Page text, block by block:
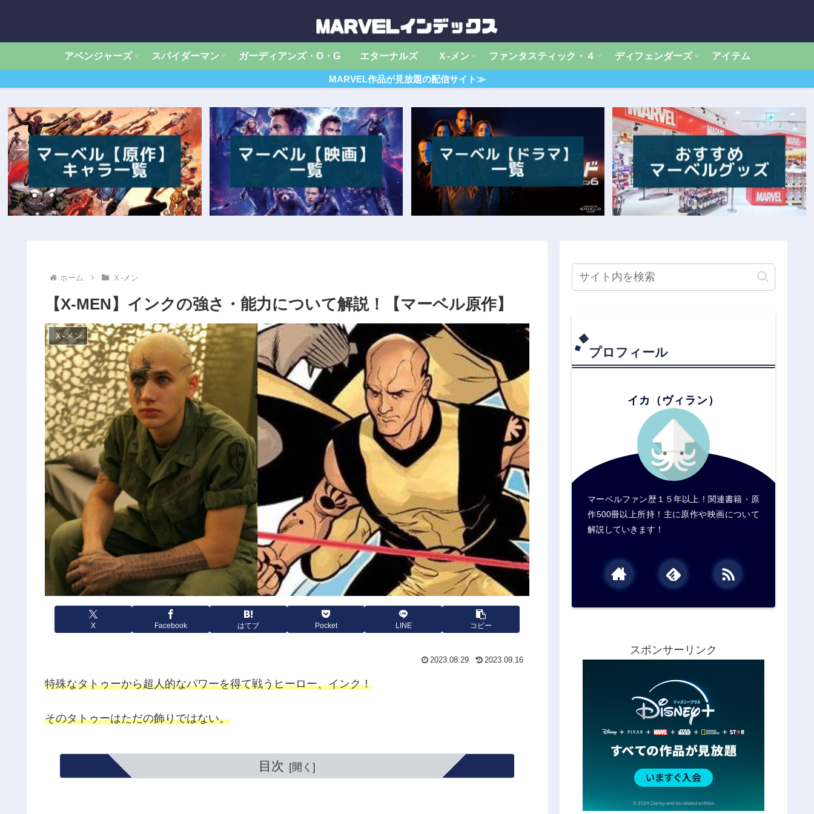
アベンジャーズ スパイダーマン ガーディアンズ・O・G エターナルズ Ｘ‐メン ファンタスティック・４ ディフェンダーズ アイテム
MARVEL作品が見放題の配信サイト≫
ホーム Ｘ‐メン
【X-MEN】インクの強さ・能力について解説！【マーベル原作】
Ｘ‐メン
X Facebook はてブ Pocket LINE コピー
2023.08.29 2023.09.16
特殊なタトゥーから超人的なパワーを得て戦うヒーロー、インク！
そのタトゥーはただの飾りではない。
目次
プロフィール
イカ（ヴィラン）
マーベルファン歴１５年以上！関連書籍・原
作500冊以上所持！主に原作や映画について
解説していきます！
スポンサーリンク